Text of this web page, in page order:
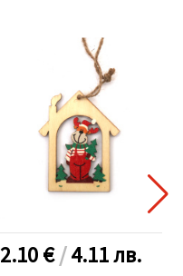
2.10 €/4.11лв.